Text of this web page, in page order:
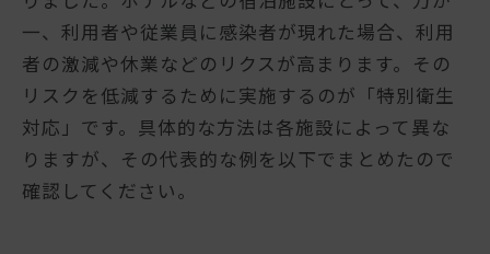
一、利用者や従業員に感染者が現れた場合、利用
者の激減や休業などのリクスが高まります。その
リスクを低減するために実施するのが「特別衛生
対応」です。具体的な方法は各施設によって異な
りますが、その代表的な例を以下でまとめたので
確認してください。